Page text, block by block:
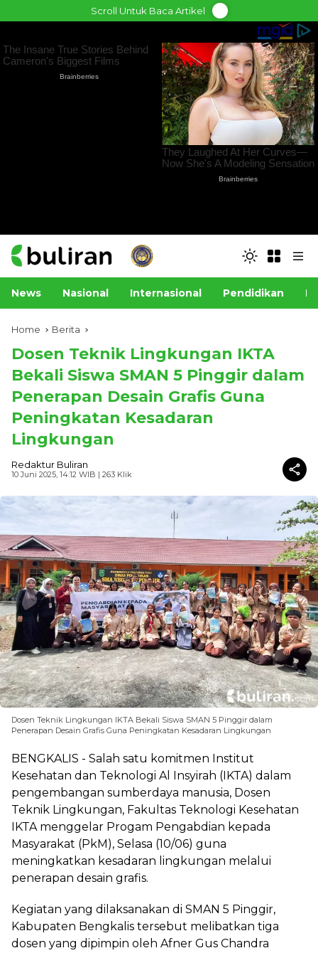
to
Scroll Untuk Baca Artikel
News Nasional Internasional Pendidikan
Home Berita
Dosen Teknik Lingkungan IKTA
Bekali Siswa SMAN 5 Pinggir dalam
Penerapan Desain Grafis Guna
Peningkatan Kesadaran
Lingkungan
Redaktur Buliran
10 Juni 2025, 14:12 WIB | 263 Klik
Dosen Teknik Lingkungan IKTA Bekali Siswa SMAN 5 Pinggir dalam
Penerapan Desain Grafis Guna Peningkatan Kesadaran Lingkungan
BENGKALIS - Salah satu komitmen Institut
Kesehatan dan Teknologi Al Insyirah (IKTA) dalam
pengembangan sumberdaya manusia, Dosen
Teknik Lingkungan, Fakultas Teknologi Kesehatan
IKTA menggelar Progam Pengabdian kepada
Masyarakat (PkM), Selasa (10/06) guna
meningkatkan kesadaran lingkungan melalui
penerapan desain grafis.
Kegiatan yang dilaksanakan di SMAN 5 Pinggir,
Kabupaten Bengkalis tersebut melibatkan tiga
dosen yang dipimpin oleh Afner Gus Chandra